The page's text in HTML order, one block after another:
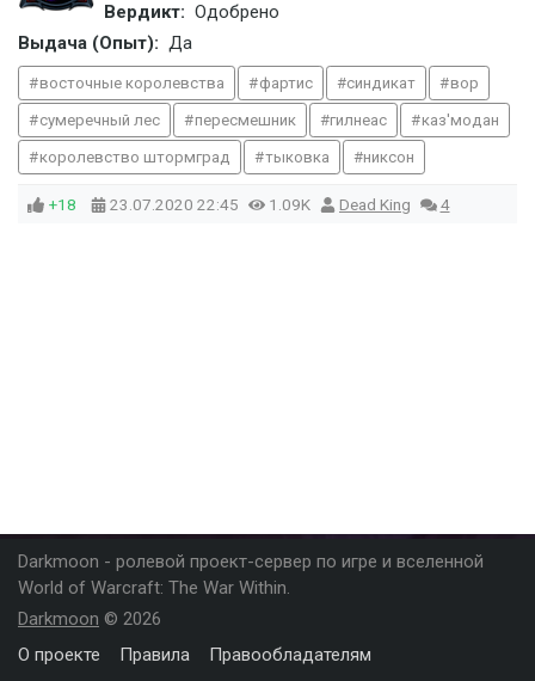
Вердикт: Одобрено
Выдача (Опыт): Да
восточные королевства фартис синдикат вор
сумеречный лес пересмешник гилнеас каз'модан
королевство штормград тыковка никсон
+18 23.07.2020 22:45 1.09K Dead King 4
Darkmoon - ролевой проект-сервер по игре и вселенной
World of Warcraft: The War Within.
Darkmoon © 2026
О проекте
Правила Правообладателям